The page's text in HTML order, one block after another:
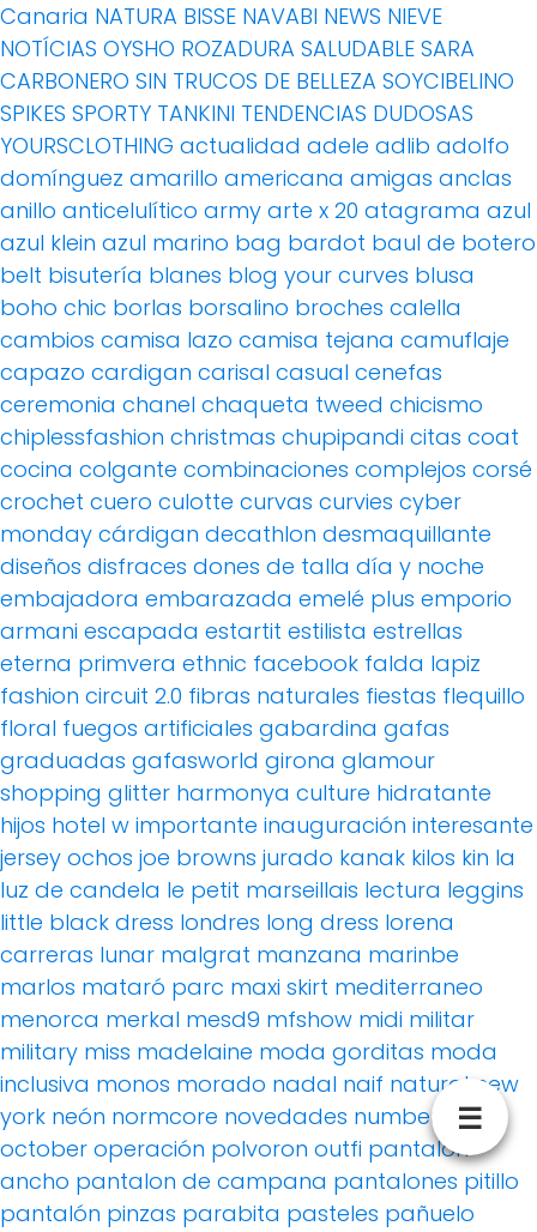
Canaria NATURA BISSE NAVABI NEWS NIEVE
NOTÍCIAS OYSHO ROZADURA SALUDABLE SARA
CARBONERO SIN TRUCOS DE BELLEZA SOYCIBELINO
SPIKES SPORTY TANKINI TENDENCIAS DUDOSAS
YOURSCLOTHING actualidad adele adlib adolfo
domínguez amarillo americana amigas anclas
anillo anticelulítico army arte x 20 atagrama azul
azul klein azul marino bag bardot baul de botero
belt bisutería blanes blog your curves blusa
boho chic borlas borsalino broches calella
cambios camisa lazo camisa tejana camuflaje
capazo cardigan carisal casual cenefas
ceremonia chanel chaqueta tweed chicismo
chiplessfashion christmas chupipandi citas coat
cocina colgante combinaciones complejos corsé
crochet cuero culotte curvas curvies cyber
monday cárdigan decathlon desmaquillante
diseños disfraces dones de talla día y noche
embajadora embarazada emelé plus emporio
armani escapada estartit estilista estrellas
eterna primvera ethnic facebook falda lapiz
fashion circuit 2.0 fibras naturales fiestas flequillo
floral fuegos artificiales gabardina gafas
graduadas gafasworld girona glamour
shopping glitter harmonya culture hidratante
hijos hotel w importante inauguración interesante
jersey ochos joe browns jurado kanak kilos kin la
luz de candela le petit marseillais lectura leggins
little black dress londres long dress lorena
carreras lunar malgrat manzana marinbe
marlos mataró parc maxi skirt mediterraneo
menorca merkal mesd9 mfshow midi militar
military miss madelaine moda gorditas moda
inclusiva monos morado nadal naif natural new
york neón normcore novedades number tee
october operación polvoron outfi pantalon
ancho pantalon de campana pantalones pitillo
pantalón pinzas parabita pasteles pañuelo
☰